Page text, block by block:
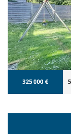
325 000 €